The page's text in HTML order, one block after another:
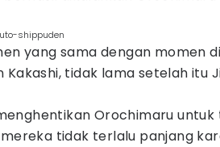
shippuden
yang sama dengan momen
Kakashi, tidak lama setelah itu
Orochimaru untuk
tidak terlalu panjang